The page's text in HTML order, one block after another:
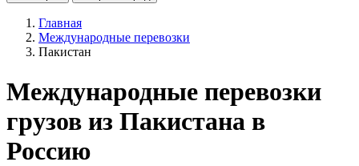
Главная
Международные перевозки
Пакистан
Международные перевозки
грузов из Пакистана в
Россию